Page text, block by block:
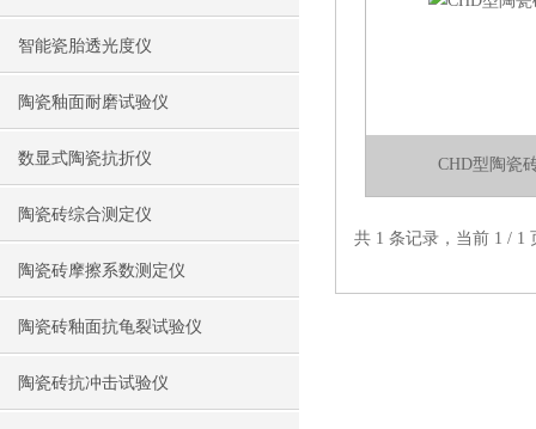
智能瓷胎透光度仪
陶瓷釉面耐磨试验仪
数显式陶瓷抗折仪
陶瓷砖综合测定仪
陶瓷砖摩擦系数测定仪
陶瓷砖釉面抗龟裂试验仪
陶瓷砖抗冲击试验仪
CHD型陶瓷
共 1 条记录，当前 1 /